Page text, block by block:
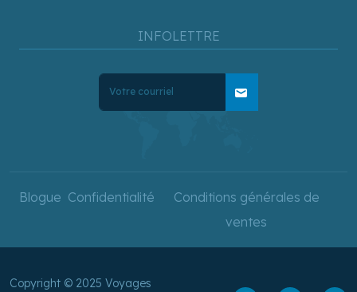
INFOLETTRE
mail
Blogue Confidentialité
Conditions générales de
ventes